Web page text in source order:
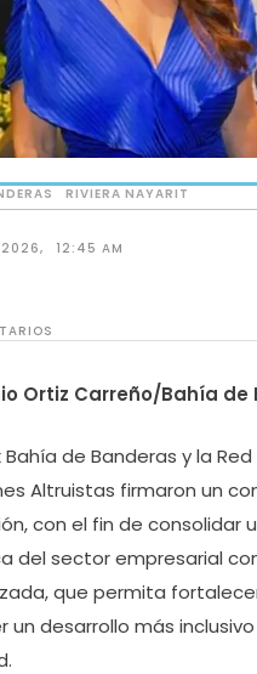
RIVIERA NAYARIT
2026, 12:45 AM
Ortiz Carreño/Bahía de
de Banderas y la Red
Altruistas firmaron un
con el fin de consolidar
del sector empresarial
que permita
un desarrollo más